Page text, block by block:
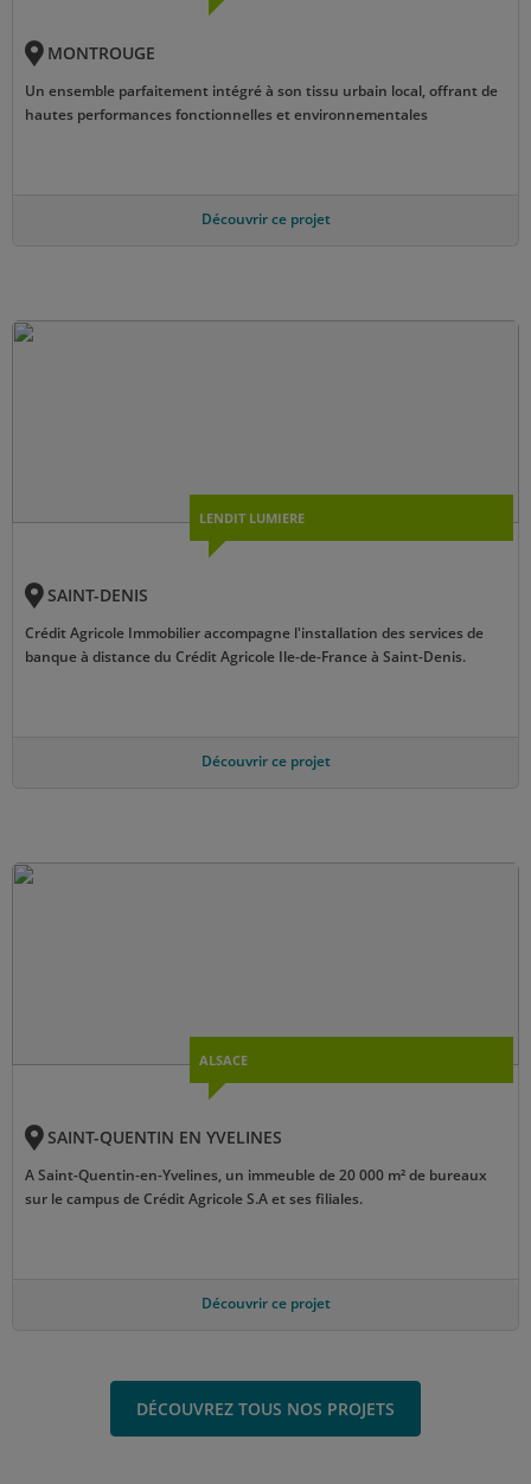
MONTROUGE
Un ensemble parfaitement intégré à son tissu urbain local, offrant de
hautes performances fonctionnelles et environnementales
Découvrir ce projet
LENDIT LUMIERE
SAINT-DENIS
Crédit Agricole Immobilier accompagne l'installation des services de
banque à distance du Crédit Agricole Ile-de-France à Saint-Denis.
Découvrir ce projet
ALSACE
SAINT-QUENTIN EN YVELINES
A Saint-Quentin-en-Yvelines, un immeuble de 20 000 m² de bureaux
sur le campus de Crédit Agricole S.A et ses filiales.
Découvrir ce projet
DÉCOUVREZ TOUS NOS PROJETS